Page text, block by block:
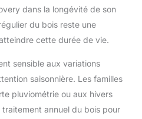
dans la longévité de son
du bois reste une
cette durée de vie.
sensible aux variations
saisonnière. Les familles
pluviométrie ou aux hivers
annuel du bois pour